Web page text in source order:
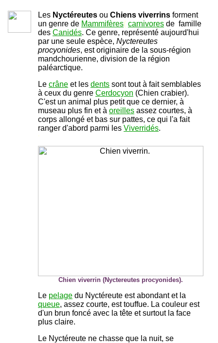
Les Nyctéreutes ou Chiens viverrins forment
un genre de Mammifères( carnivores de famille
des Canidés. Ce genre, représenté aujourd'hui
par une seule espèce, Nyctereutes
procyonides, est originaire de la sous-région
mandchourienne, division de la région
paléarctique.
Le crâne et les dents sont tout à fait semblables
à ceux du genre Cerdocyon (Chien crabier).
C'est un animal plus petit que ce dernier, à
museau plus fin et à oreilles assez courtes, à
corps allongé et bas sur pattes, ce qui l'a fait
ranger d'abord parmi les Viverridés.
-
Chien viverrin (Nyctereutes procyonides).
Le pelage du Nyctéreute est abondant et la
queue, assez courte, est touffue. La couleur est
d'un brun foncé avec la tête et surtout la face
plus claire.
Le Nyctéreute ne chasse que la nuit, se